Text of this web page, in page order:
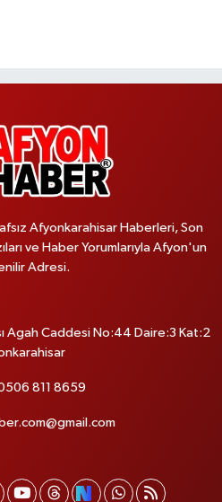
Afyonkarahisar Haberleri, Son
ve Haber Yorumlarıyla Afyon'un
Adresi.
Agah Caddesi No:44 Daire:3 Kat:2
811 8659